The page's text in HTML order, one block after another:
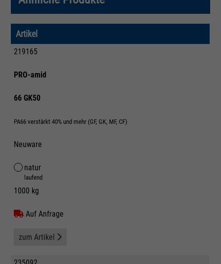
Artikel
219165
PRO-amid
66 GK50
PA66 verstärkt 40% und mehr (GF, GK, MF, CF)
Neuware
natur
laufend
1000 kg
Auf Anfrage
zum Artikel